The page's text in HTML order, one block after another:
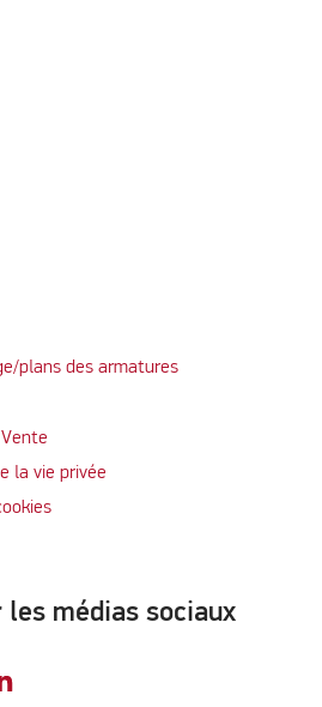
plans des armatures
la vie privée
médias sociaux